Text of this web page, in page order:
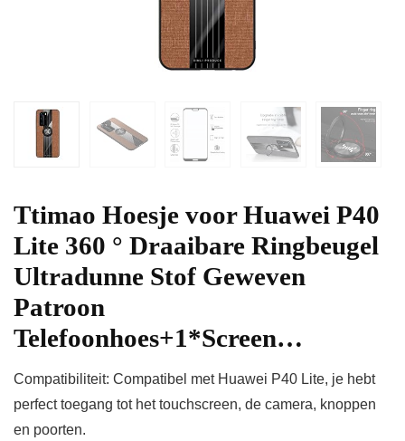
Ttimao Hoesje voor Huawei P40
Lite 360 ° Draaibare Ringbeugel
Ultradunne Stof Geweven
Patroon
Telefoonhoes+1*Screen…
Compatibiliteit: Compatibel met Huawei P40 Lite, je hebt
perfect toegang tot het touchscreen, de camera, knoppen
en poorten.